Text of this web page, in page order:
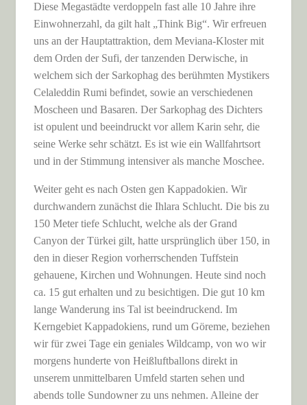
Diese Megastädte verdoppeln fast alle 10 Jahre ihre
Einwohnerzahl, da gilt halt „Think Big“. Wir erfreuen
uns an der Hauptattraktion, dem Meviana-Kloster mit
dem Orden der Sufi, der tanzenden Derwische, in
welchem sich der Sarkophag des berühmten Mystikers
Celaleddin Rumi befindet, sowie an verschiedenen
Moscheen und Basaren. Der Sarkophag des Dichters
ist opulent und beeindruckt vor allem Karin sehr, die
seine Werke sehr schätzt. Es ist wie ein Wallfahrtsort
und in der Stimmung intensiver als manche Moschee.
Weiter geht es nach Osten gen Kappadokien. Wir
durchwandern zunächst die Ihlara Schlucht. Die bis zu
150 Meter tiefe Schlucht, welche als der Grand
Canyon der Türkei gilt, hatte ursprünglich über 150, in
den in dieser Region vorherrschenden Tuffstein
gehauene, Kirchen und Wohnungen. Heute sind noch
ca. 15 gut erhalten und zu besichtigen. Die gut 10 km
lange Wanderung ins Tal ist beeindruckend. Im
Kerngebiet Kappadokiens, rund um Göreme, beziehen
wir für zwei Tage ein geniales Wildcamp, von wo wir
morgens hunderte von Heißluftballons direkt in
unserem unmittelbaren Umfeld starten sehen und
abends tolle Sundowner zu uns nehmen. Alleine der